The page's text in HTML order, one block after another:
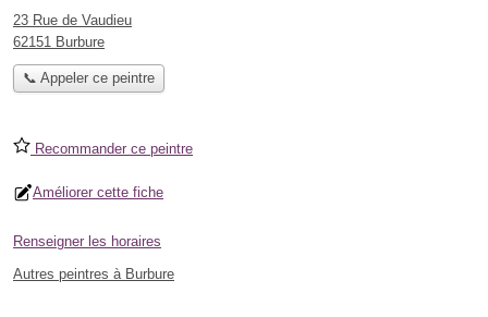
23 Rue de Vaudieu
62151 Burbure
📞 Appeler ce peintre
Recommander ce peintre
Améliorer cette fiche
Renseigner les horaires
Autres peintres à Burbure